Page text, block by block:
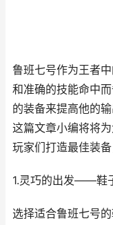
鲁班七号作为王者
和准确的技能命中
的装备来提高他的
这篇文章小编将将
玩家们打造最佳装
1.灵巧的出发——鞋
选择适合鲁班七号